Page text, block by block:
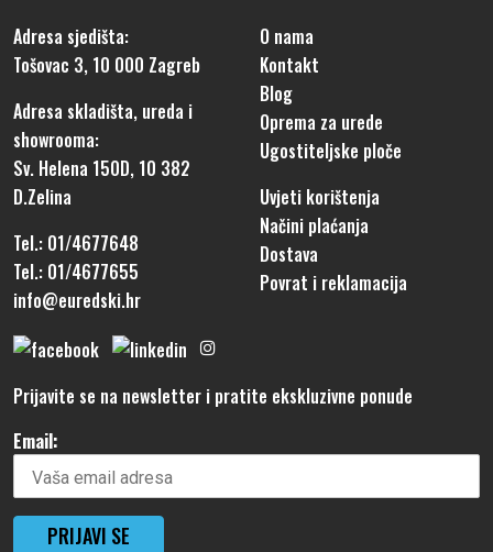
Adresa sjedišta:
Tošovac 3, 10 000 Zagreb
Adresa skladišta, ureda i
showrooma:
Sv. Helena 150D, 10 382
D.Zelina
Tel.: 01/4677648
Tel.: 01/4677655
info@euredski.hr
O nama
Kontakt
Blog
Oprema za urede
Ugostiteljske ploče
Uvjeti korištenja
Načini plaćanja
Dostava
Povrat i reklamacija
Prijavite se na newsletter i pratite ekskluzivne ponude
Email: